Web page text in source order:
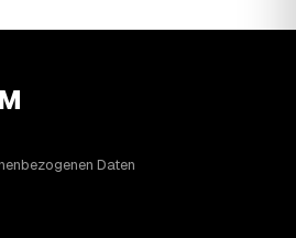
eine voll möblierte Wohnung mit
viel Sperrmüll eher am oberen.
oder ein hoher
den Endpreis. Den genauen
Daten